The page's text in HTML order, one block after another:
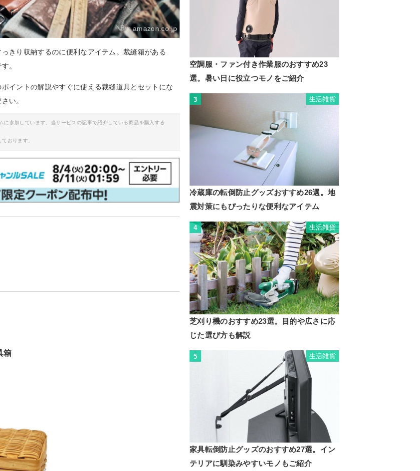
By:amazon.co.jp
きり収納するのに便利なアイテム。裁縫箱がある
。
イントの解説やすぐに使える裁縫道具とセットにな
い。
参加しています。当サービスの記事で紹介している商品を購入する
おります。
箱
空調服・ファン付き作業服のおすすめ23
選。暑い日に役立つモノをご紹介
3 生活雑貨
冷蔵庫の転倒防止グッズおすすめ26選。地
震対策にもぴったりな便利なアイテム
4 生活雑貨
芝刈り機のおすすめ23選。目的や広さに応
じた選び方も解説
5 生活雑貨
家具転倒防止グッズのおすすめ27選。イン
テリアに馴染みやすいモノもご紹介